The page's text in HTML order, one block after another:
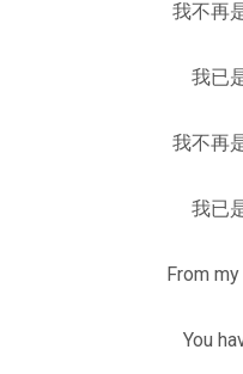
我不再
我已
我不再
我已
From
You